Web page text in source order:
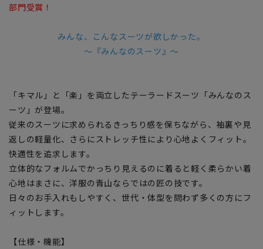
部門受賞！
みんな、こんなスーツが欲しかった。
～『みんなのスーツ』～
「キマル」と「楽」を両立したテーラードスーツ「みんなのス
ーツ」が登場。
従来のスーツに求められるきっちり感を保ちながら、袖裏や見
返しの軽量化、さらにストレッチ性により心地よくフィット。
快適性を追求します。
立体的なフォルムでかっちり見えるのに着ると軽く柔らかい着
心地はまさに、洋服の青山ならではの匠の技です。
日々のお手入れもしやすく、世代・体型を問わず多くの方にフ
ィットします。
【仕様・機能】